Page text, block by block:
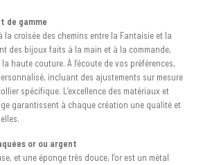
de gamme
croisée des chemins entre la Fantaisie et la
des bijoux faits à la main et à la commande,
haute couture. À l’écoute de vos préférences,
incluant des ajustements sur mesure
spécifique. L’excellence des matériaux et
garantissent à chaque création une qualité et
or ou argent
et une éponge très douce, l’or est un métal